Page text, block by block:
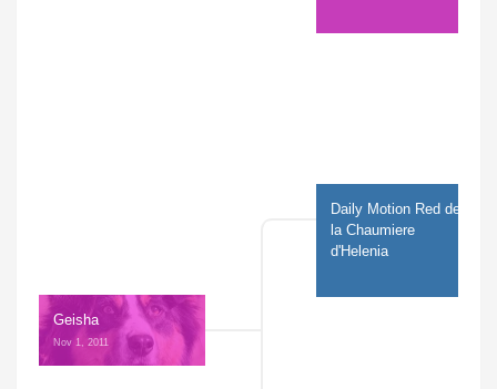
Geisha
Nov 1, 2011
Daily Motion Red de
la Chaumiere
d'Helenia